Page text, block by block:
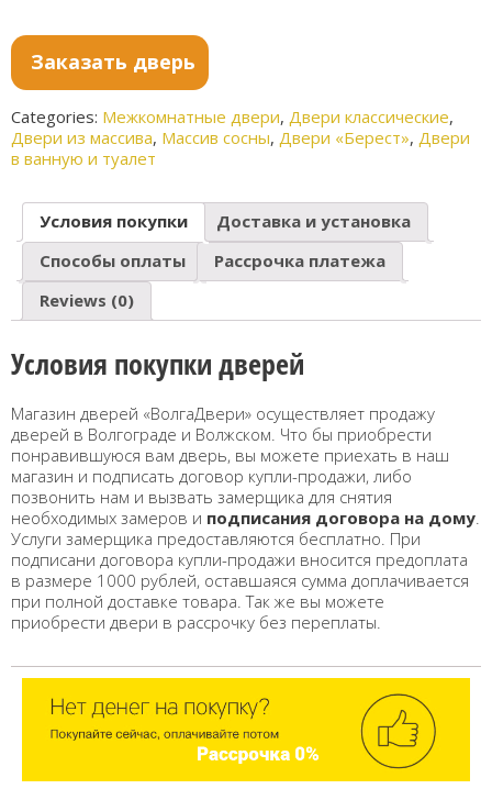
Заказать дверь
Categories: Межкомнатные двери, Двери классические,
Двери из массива, Массив сосны, Двери «Берест», Двери
в ванную и туалет
Условия покупки
Доставка и установка
Способы оплаты
Рассрочка платежа
Reviews (0)
Условия покупки дверей
Магазин дверей «ВолгаДвери» осуществляет продажу
дверей в Волгограде и Волжском. Что бы приобрести
понравившуюся вам дверь, вы можете приехать в наш
магазин и подписать договор купли-продажи, либо
позвонить нам и вызвать замерщика для снятия
необходимых замеров и подписания договора на дому
Услуги замерщика предоставляются бесплатно. При
подписани договора купли-продажи вносится предоплата
в размере 1000 рублей, оставшаяся сумма доплачивается
при полной доставке товара. Так же вы можете
приобрести двери в рассрочку без переплаты.